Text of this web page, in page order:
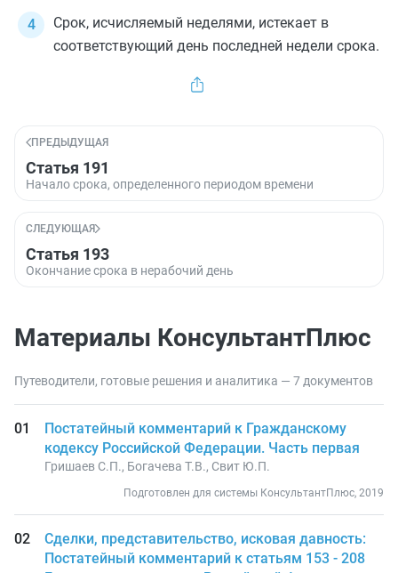
Срок, исчисляемый неделями, истекает в
соответствующий день последней недели срока.
ПРЕДЫДУЩАЯ
Статья 191
Начало срока, определенного периодом времени
СЛЕДУЮЩАЯ
Статья 193
Окончание срока в нерабочий день
Материалы КонсультантПлюс
Путеводители, готовые решения и аналитика — 7 документов
Постатейный комментарий к Гражданскому
кодексу Российской Федерации. Часть первая
Гришаев С.П., Богачева Т.В., Свит Ю.П.
Подготовлен для системы КонсультантПлюс, 2019
Сделки, представительство, исковая давность:
Постатейный комментарий к статьям 153 - 208